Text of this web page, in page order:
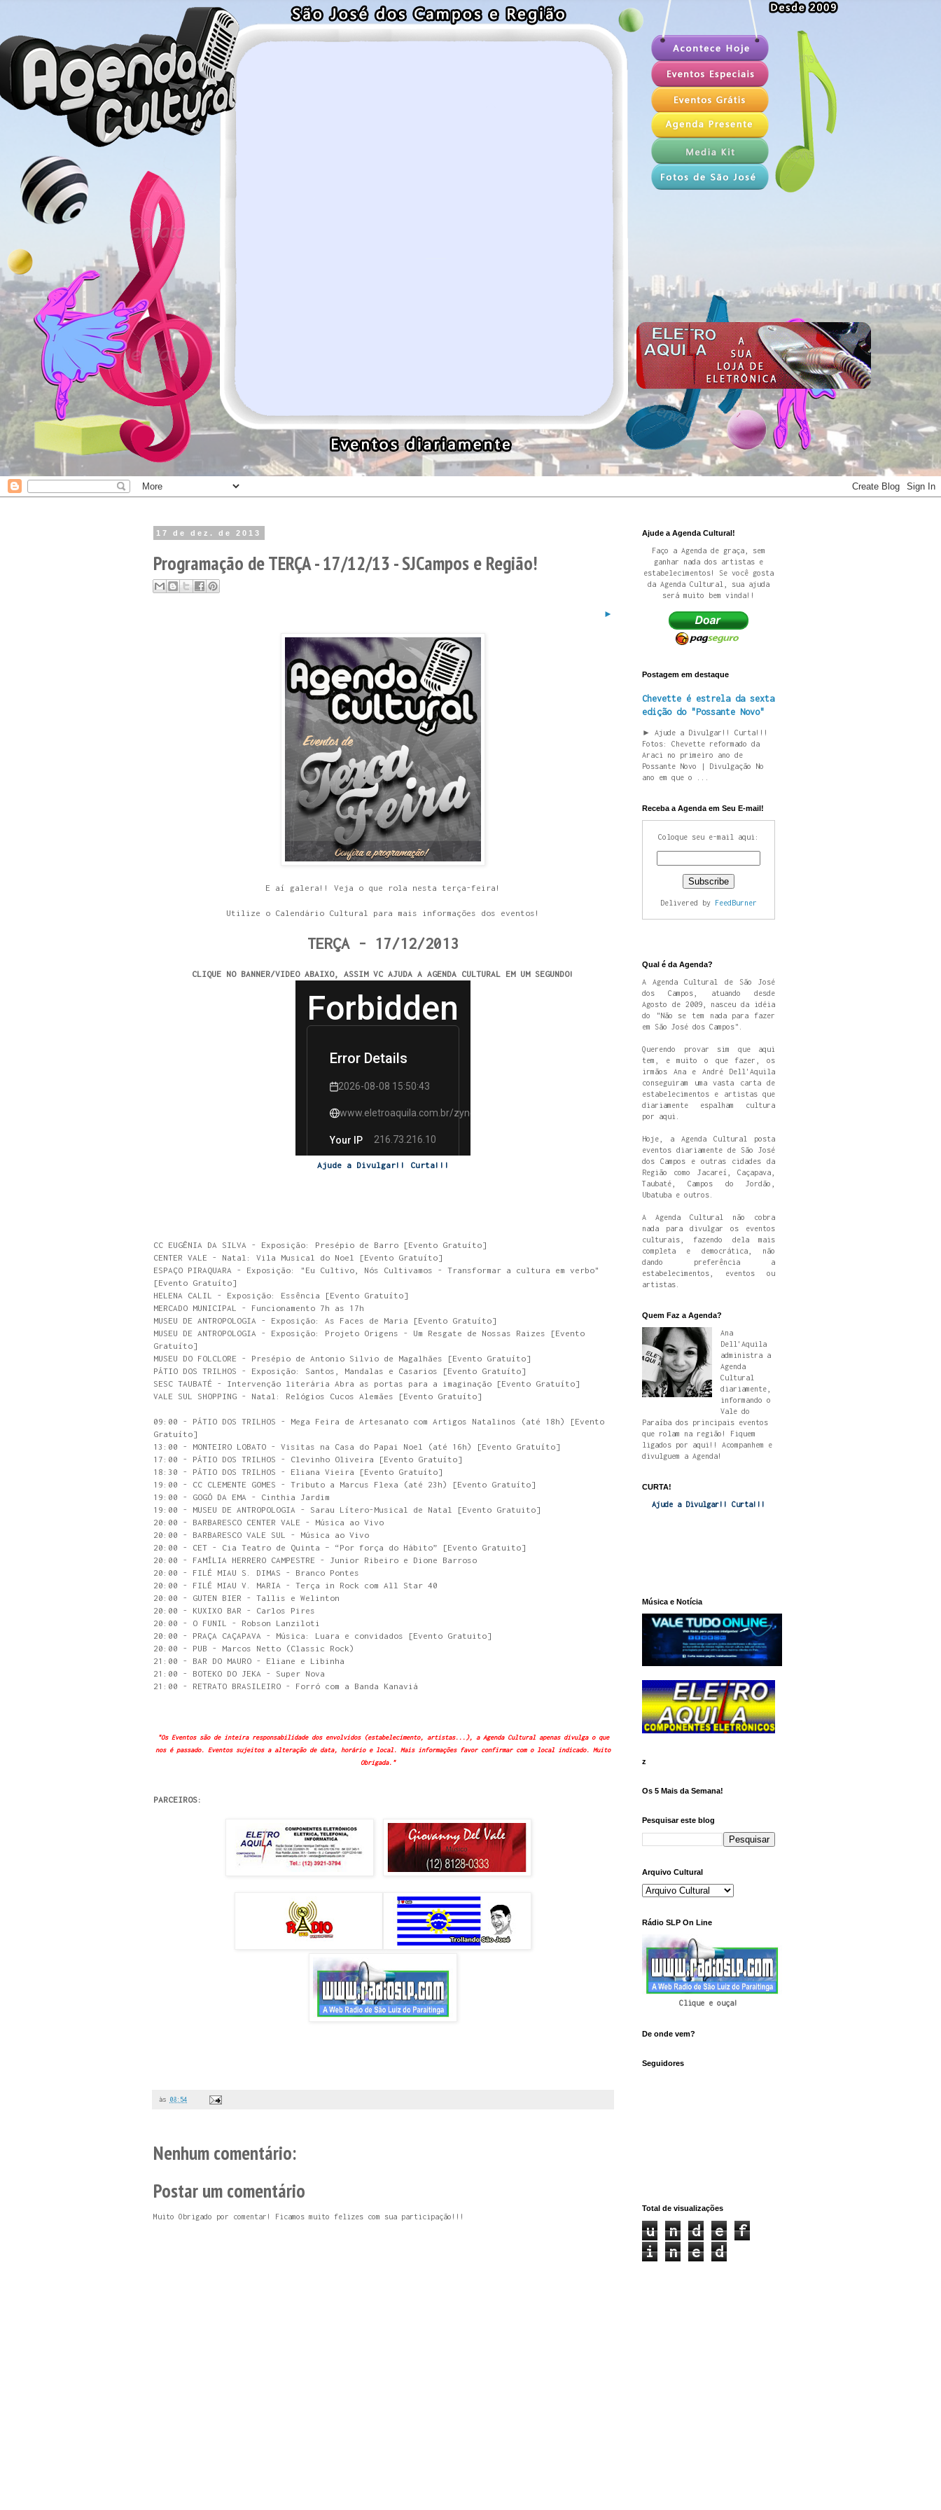
17 de dez. de 2013
Programação de TERÇA - 17/12/13 - SJCampos e Região!
►
E aí galera!! Veja o que rola nesta terça-feira!
Utilize o Calendário Cultural para mais informações dos eventos!
TERÇA - 17/12/2013
CLIQUE NO BANNER/VIDEO ABAIXO, ASSIM VC AJUDA A AGENDA CULTURAL EM UM SEGUNDO!
Ajude a Divulgar!! Curta!!!
CC EUGÊNIA DA SILVA - Exposição: Presépio de Barro [Evento Gratuíto]
CENTER VALE - Natal: Vila Musical do Noel [Evento Gratuíto]
ESPAÇO PIRAQUARA - Exposição: "Eu Cultivo, Nós Cultivamos - Transformar a cultura em verbo"
[Evento Gratuíto]
HELENA CALIL - Exposição: Essência [Evento Gratuíto]
MERCADO MUNICIPAL - Funcionamento 7h as 17h
MUSEU DE ANTROPOLOGIA - Exposição: As Faces de Maria [Evento Gratuíto]
MUSEU DE ANTROPOLOGIA - Exposição: Projeto Origens - Um Resgate de Nossas Raizes [Evento
Gratuíto]
MUSEU DO FOLCLORE - Presépio de Antonio Silvio de Magalhães [Evento Gratuíto]
PÁTIO DOS TRILHOS - Exposição: Santos, Mandalas e Casarios [Evento Gratuíto]
SESC TAUBATÉ - Intervenção literária Abra as portas para a imaginação [Evento Gratuíto]
VALE SUL SHOPPING - Natal: Relógios Cucos Alemães [Evento Gratuíto]
09:00 - PÁTIO DOS TRILHOS - Mega Feira de Artesanato com Artigos Natalinos (até 18h) [Evento
Gratuíto]
13:00 - MONTEIRO LOBATO - Visitas na Casa do Papai Noel (até 16h) [Evento Gratuíto]
17:00 - PÁTIO DOS TRILHOS - Clevinho Oliveira [Evento Gratuíto]
18:30 - PÁTIO DOS TRILHOS - Eliana Vieira [Evento Gratuíto]
19:00 - CC CLEMENTE GOMES - Tributo a Marcus Flexa (até 23h) [Evento Gratuíto]
19:00 - GOGÓ DA EMA - Cinthia Jardim
19:00 - MUSEU DE ANTROPOLOGIA - Sarau Lítero-Musical de Natal [Evento Gratuito]
20:00 - BARBARESCO CENTER VALE - Música ao Vivo
20:00 - BARBARESCO VALE SUL - Música ao Vivo
20:00 - CET - Cia Teatro de Quinta – “Por força do Hábito” [Evento Gratuito]
20:00 - FAMÍLIA HERRERO CAMPESTRE - Junior Ribeiro e Dione Barroso
20:00 - FILÉ MIAU S. DIMAS - Branco Pontes
20:00 - FILÉ MIAU V. MARIA - Terça in Rock com All Star 40
20:00 - GUTEN BIER - Tallis e Welinton
20:00 - KUXIXO BAR - Carlos Pires
20:00 - O FUNIL - Robson Lanziloti
20:00 - PRAÇA CAÇAPAVA - Música: Luara e convidados [Evento Gratuito]
20:00 - PUB - Marcos Netto (Classic Rock)
21:00 - BAR DO MAURO - Eliane e Libinha
21:00 - BOTEKO DO JEKA - Super Nova
21:00 - RETRATO BRASILEIRO - Forró com a Banda Kanaviá
"Os Eventos são de inteira responsabilidade dos envolvidos (estabelecimento, artistas...), a Agenda Cultural apenas divulga o que
nos é passado. Eventos sujeitos a alteração de data, horário e local. Mais informações favor confirmar com o local indicado. Muito
Obrigada."
PARCEIROS:
às 08:54
Nenhum comentário:
Postar um comentário
Muito Obrigado por comentar! Ficamos muito felizes com sua participação!!!
Ajude a Agenda Cultural!
Faço a Agenda de graça, sem
ganhar nada dos artistas e
estabelecimentos! Se você gosta
da Agenda Cultural, sua ajuda
será muito bem vinda!!
Postagem em destaque
Chevette é estrela da sexta
edição do "Possante Novo"
► Ajude a Divulgar!! Curta!!!
Fotos: Chevette reformado da
Araci no primeiro ano de
Possante Novo | Divulgação No
ano em que o ...
Receba a Agenda em Seu E-mail!
Coloque seu e-mail aqui:
Delivered by FeedBurner
Qual é da Agenda?
A Agenda Cultural de São José
dos Campos, atuando desde
Agosto de 2009, nasceu da idéia
do "Não se tem nada para fazer
em São José dos Campos".
Querendo provar sim que aqui
tem, e muito o que fazer, os
irmãos Ana e André Dell'Aquila
conseguiram uma vasta carta de
estabelecimentos e artistas que
diariamente espalham cultura
por aqui.
Hoje, a Agenda Cultural posta
eventos diariamente de São José
dos Campos e outras cidades da
Região como Jacareí, Caçapava,
Taubaté, Campos do Jordão,
Ubatuba e outros.
A Agenda Cultural não cobra
nada para divulgar os eventos
culturais, fazendo dela mais
completa e democrática, não
dando preferência a
estabelecimentos, eventos ou
artistas.
Quem Faz a Agenda?
Ana
Dell'Aquila
administra a
Agenda
Cultural
diariamente,
informando o
Vale do
Paraíba dos principais eventos
que rolam na região! Fiquem
ligados por aqui!! Acompanhem e
divulguem a Agenda!
CURTA!
Ajude a Divulgar!! Curta!!!
Música e Notícia
z
Os 5 Mais da Semana!
Pesquisar este blog
Arquivo Cultural
Rádio SLP On Line
Clique e ouça!
De onde vem?
Seguidores
Total de visualizações
u n d e
f
i
n e d